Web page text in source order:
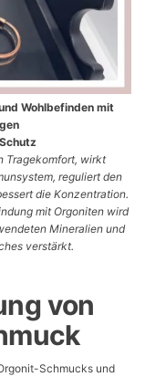
Wohlbefinden mit
Tragekomfort, wirkt
reguliert den
die Konzentration.
mit Orgoniten wird
Mineralien und
verstärkt.
von
Schmucks und